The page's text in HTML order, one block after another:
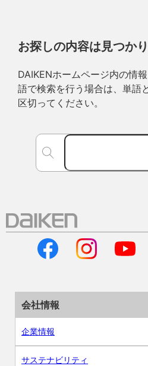
お探しの内容は見つか
DAIKENホームページ内の情
語で検索を行う場合は、単語
区切ってください。
会社情報
企業情報
サステナビリティ